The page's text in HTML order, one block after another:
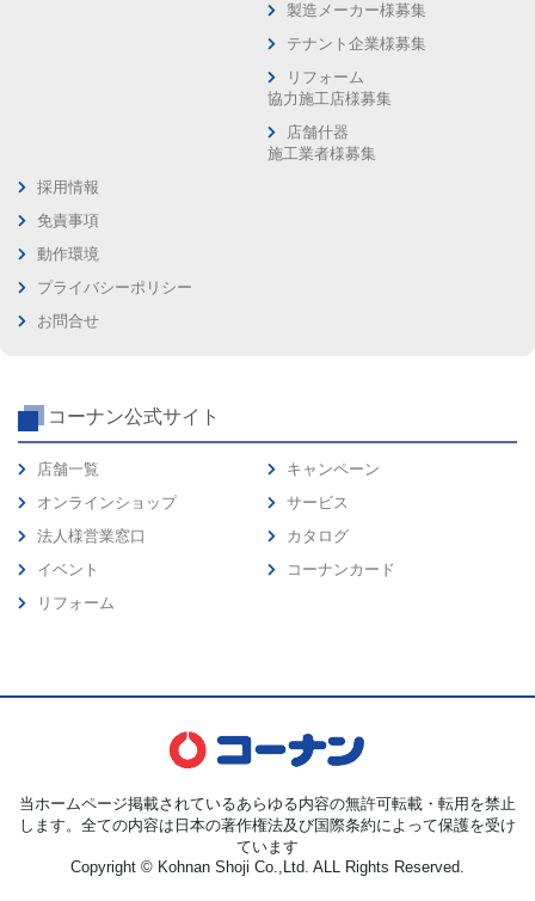
製造メーカー様募集
テナント企業様募集
リフォーム
協力施工店様募集
店舗什器
施工業者様募集
採用情報
免責事項
動作環境
プライバシーポリシー
お問合せ
コーナン公式サイト
店舗一覧
オンラインショップ
法人様営業窓口
イベント
リフォーム
キャンペーン
サービス
カタログ
コーナンカード
当ホームページ掲載されているあらゆる内容の無許可転載・転用を禁止
します。全ての内容は日本の著作権法及び国際条約によって保護を受け
ています
Copyright © Kohnan Shoji Co.,Ltd. ALL Rights Reserved.